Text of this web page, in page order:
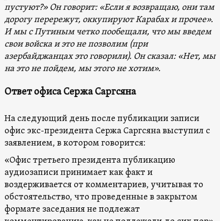
пустуют?» Он говорит: «Если я возвращаю, они там
дорогу перережут, оккупируют Карабах и прочее».
И мы с Путиным четко пообещали, что мы введем
свои войска и это не позволим (при
азербайджанцах это говорили). Он сказал: «Нет, мы
на это не пойдем, мы этого не хотим».
Ответ офиса Сержа Саргсяна
На следующий день после публикации записи
офис экс-президента Сержа Саргсяна выступил с
заявлением, в котором говорится:
«Офис третьего президента публикацию
аудиозаписи принимает как факт и
воздерживается от комментариев, учитывая то
обстоятельство, что проведенные в закрытом
формате заседания не подлежат